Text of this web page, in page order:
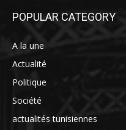
POPULAR CATEGORY
A la une
Actualité
Politique
Société
actualités tunisiennes